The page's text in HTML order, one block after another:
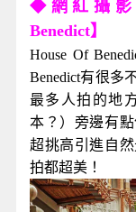
◆網紅攝影
Benedict】
House Of
Benedict有很多
最多人拍的地
本？）旁邊有
超挑高引進自
拍都超美！